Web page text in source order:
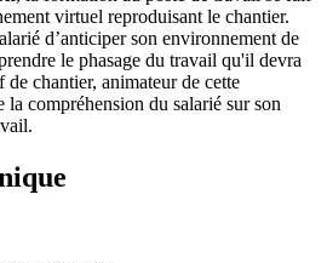
virtuel reproduisant le chantier.
d’anticiper son environnement de
le phasage du travail qu'il devra
de chantier, animateur de cette
la compréhension du salarié sur son